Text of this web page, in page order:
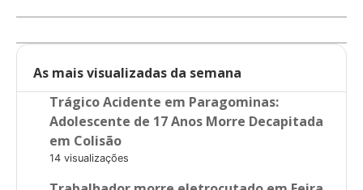
As mais visualizadas da semana
Trágico Acidente em Paragominas:
Adolescente de 17 Anos Morre Decapitada
em Colisão
14 visualizações